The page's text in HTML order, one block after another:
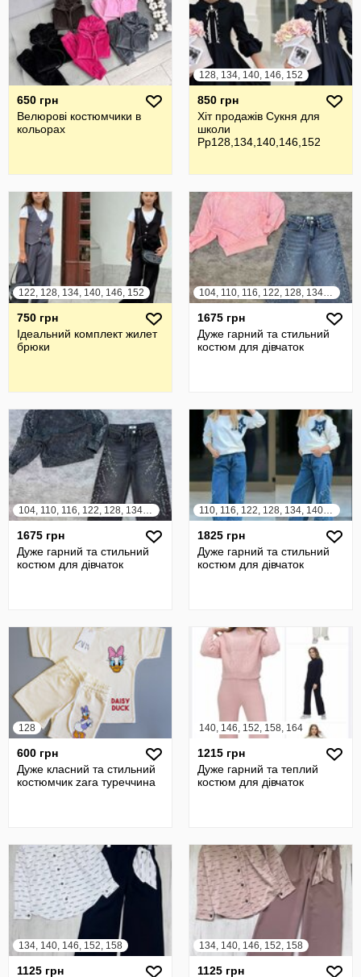
650 грн
Велюрові костюмчики в
кольорах
128, 134, 140, 146, 152
850 грн
Хіт продажів Сукня для
школи
Рр128,134,140,146,152
122, 128, 134, 140, 146, 152
750 грн
Ідеальний комплект жилет
брюки
104, 110, 116, 122, 128, 134, 140, 146, 152
1675 грн
Дуже гарний та стильний
костюм для дівчаток
104, 110, 116, 122, 128, 134, 140, 146, 152
1675 грн
Дуже гарний та стильний
костюм для дівчаток
110, 116, 122, 128, 134, 140, 146, 152, 158
1825 грн
Дуже гарний та стильний
костюм для дівчаток
128
600 грн
Дуже класний та стильний
костюмчик zara туреччина
140, 146, 152, 158, 164
1215 грн
Дуже гарний та теплий
костюм для дівчаток
134, 140, 146, 152, 158
1125 грн
134, 140, 146, 152, 158
1125 грн